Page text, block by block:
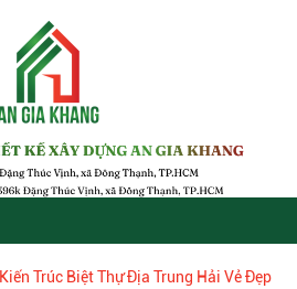
Kiến Trúc Biệt Thự Địa Trung Hải Vẻ Đẹp